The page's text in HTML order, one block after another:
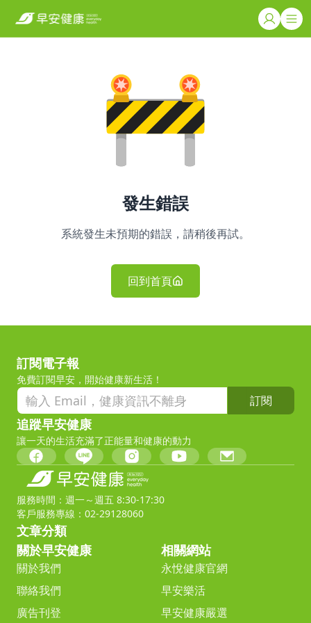
發生錯誤
系統發生未預期的錯誤，請稍後再試。
回到首頁
訂閱電子報
免費訂閱早安，開始健康新生活！
訂閱
追蹤早安健康
讓一天的生活充滿了正能量和健康的動力
服務時間：週一～週五 8:30-17:30
客戶服務專線：02-29128060
文章分類
關於早安健康
關於我們
聯絡我們
廣告刊登
相關網站
永悅健康官網
早安樂活
早安健康嚴選